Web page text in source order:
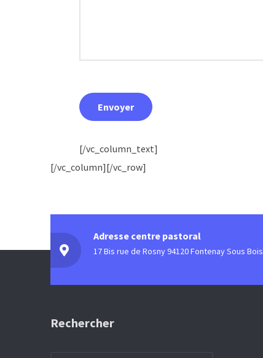
[/vc_column_text]
[/vc_column][/vc_row]
Adresse centre pastoral
17 Bis rue de Rosny 94120 Fontenay Sous Bois
Rechercher